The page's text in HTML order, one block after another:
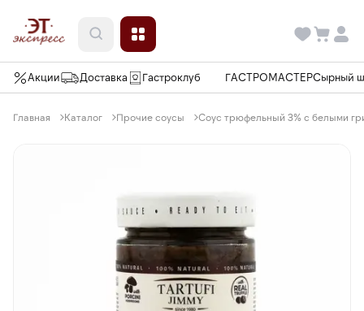
Акции Доставка Гастроклуб ГАСТРОМАСТЕРСырный
Главная Каталог Прочие соусы Соус трюфельный 3% с белыми